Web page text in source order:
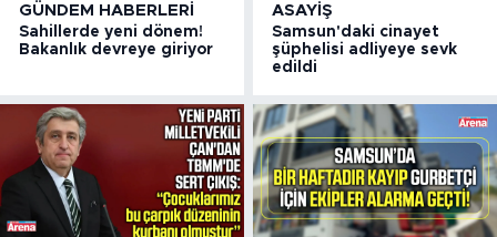
GÜNDEM HABERLERI
Sahillerde yeni dönem!
Bakanlık devreye giriyor
ASAYIŞ
Samsun'daki cinayet
şüphelisi adliyeye sevk
edildi